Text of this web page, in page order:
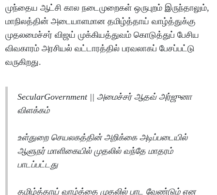
முந்தைய ஆட்சி கால நடைமுறைகள் ஒருபுறம் இருந்தாலும்,
மாநிலத்தின் அடையாளமான தமிழ்த்தாய் வாழ்த்துக்கு
முதலமைச்சர் விஜய் முக்கியத்துவம் கொடுத்துப் பேசிய
விவகாரம் அரசியல் வட்டாரத்தில் பரவலாகப் பேசப்பட்டு
வருகிறது.
SecularGovernment || அமைச்சர் ஆதவ் அர்ஜுனா
விளக்கம்
உள்துறை செயலகத்தின் அறிக்கை அடிப்படையில்
ஆளுநர் மாளிகையில் முதலில் வந்தே மாதரம்
பாடப்பட்டது
தமிழ்த்தாய் வாழ்த்தை முதலில் பாட வேண்டும் என